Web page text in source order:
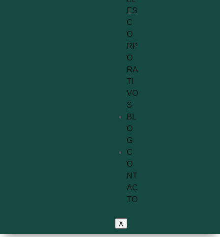
ES
C
O
RP
O
RA
TI
VO
S
BL
O
G
C
O
NT
AC
TO
X